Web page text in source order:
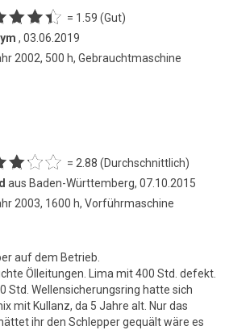
= 1.59 (Gut)
, 03.06.2019
2002, 500 h, Gebrauchtmaschine
= 2.88 (Durchschnittlich)
aus Baden-Württemberg, 07.10.2015
2003, 1600 h, Vorführmaschine
auf dem Betrieb.
Ölleitungen. Lima mit 400 Std. defekt.
Std. Wellensicherungsring hatte sich
mit Kullanz, da 5 Jahre alt. Nur das
ihr den Schlepper gequält wäre es